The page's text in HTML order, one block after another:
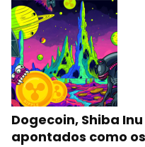
Dogecoin, Shiba
apontados como